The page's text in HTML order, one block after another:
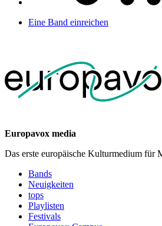
Eine Band einreichen
Europavox media
Das erste europäische Kulturmedium für
Bands
Neuigkeiten
tops
Playlisten
Festivals